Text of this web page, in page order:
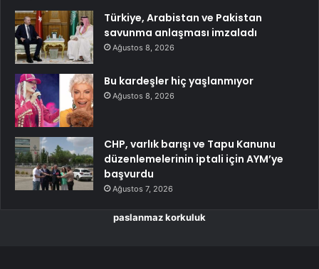
Türkiye, Arabistan ve Pakistan
savunma anlaşması imzaladı
Ağustos 8, 2026
Bu kardeşler hiç yaşlanmıyor
Ağustos 8, 2026
CHP, varlık barışı ve Tapu Kanunu
düzenlemelerinin iptali için AYM’ye
başvurdu
Ağustos 7, 2026
paslanmaz korkuluk